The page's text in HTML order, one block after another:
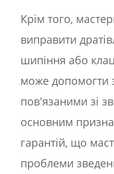
Крім того,
виправити
шипіння або
може допомогти
пов'язаними зі
основним
гарантій, що
проблеми